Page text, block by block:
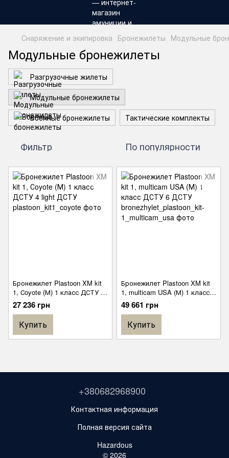
Снаряжение и экипировка Бронежилеты Модульные
Модульные бронежилеты
Разгрузочные жилеты
Модульные бронежилеты
Военные бронежилеты
Тактические комплекты
Фильтр По популярности
Бронежилет Plastoon XM kit
1, Сoyote (М) 1 класс ДСТУ 4
light ДСТУ
27 236 грн
Купить
Бронежилет Plastoon XM kit
1, multicam USA (М) 1 класс
ДСТУ 6 ДСТУ
49 661 грн
Купить
+380682968900
Контактная информация
Полная версия сайта
Hazardous
© 2026